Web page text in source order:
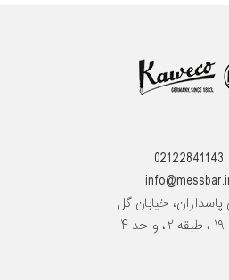
02122841143
پاسداران، خیابان گل